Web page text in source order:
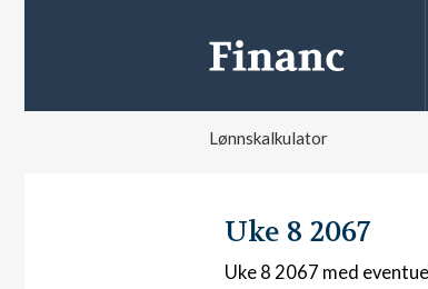
Lønnskalkulator
Uke 8 2067
Uke 8 2067 med